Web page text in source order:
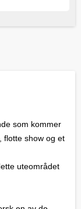
som kommer
flotte show og et
uteområdet